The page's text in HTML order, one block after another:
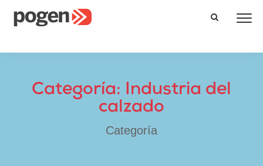
Categoría: Industria del
calzado
Categoría